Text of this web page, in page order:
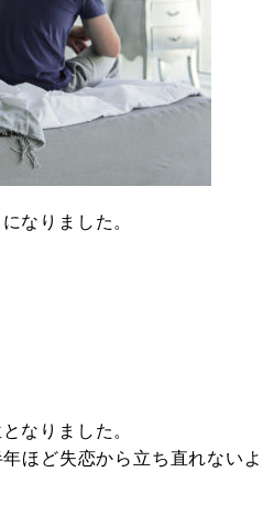
なりました。
なりました。
ほど失恋から立ち直れないよ